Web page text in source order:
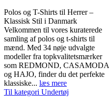
Polos og T-Shirts til Herrer –
Klassisk Stil i Danmark
Velkommen til vores kuraterede
samling af polos og t-shirts til
mænd. Med 34 nøje udvalgte
modeller fra topkvalitetsmærker
som REDMOND, CASAMODA
og HAJO, finder du det perfekte
klassiske... læs mere
Til kategori Undertøj